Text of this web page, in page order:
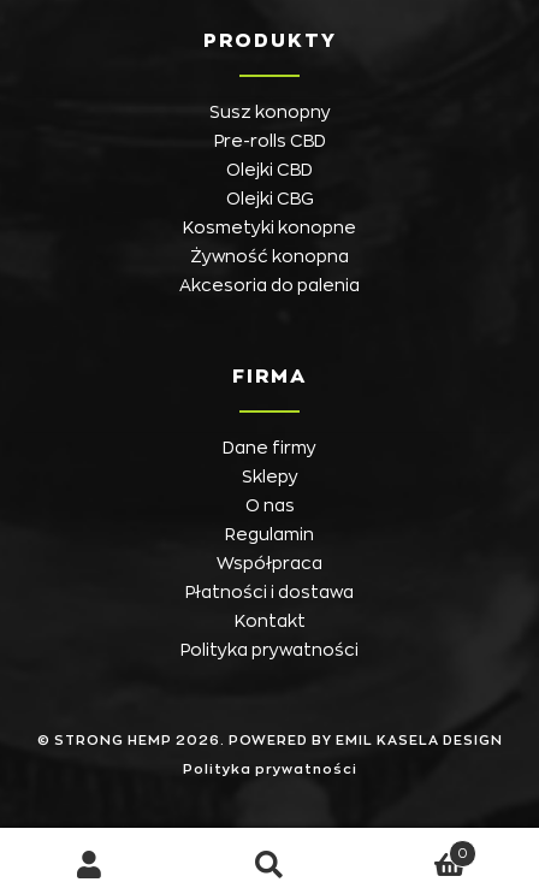
PRODUKTY
Susz konopny
Pre-rolls CBD
Olejki CBD
Olejki CBG
Kosmetyki konopne
Żywność konopna
Akcesoria do palenia
FIRMA
Dane firmy
Sklepy
O nas
Regulamin
Współpraca
Płatności i dostawa
Kontakt
Polityka prywatności
© STRONG HEMP 2026. POWERED BY EMIL KASELA DESIGN
Polityka prywatności
0